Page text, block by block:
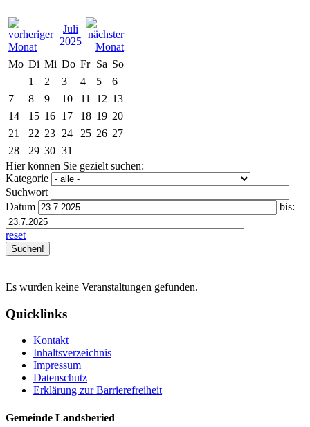
Juli
2025
Mo Di Mi Do Fr Sa So
1
2 3 4 5
6
7
8 9 10 11 12 13
14
15 16 17 18 19 20
21
22 23 24 25 26 27
28
29 30 31
Hier können Sie gezielt suchen:
Kategorie
Suchwort
Datum
bis:
reset
Es wurden keine Veranstaltungen gefunden.
Quicklinks
Kontakt
Inhaltsverzeichnis
Impressum
Datenschutz
Erklärung zur Barrierefreiheit
Gemeinde Landsberied